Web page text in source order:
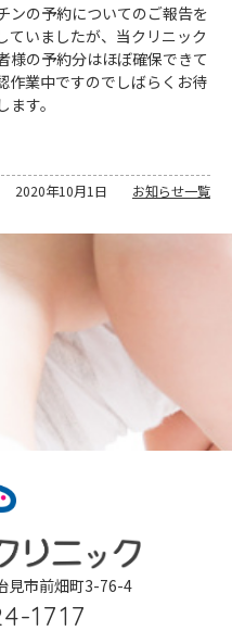
ンの予約についてのご報告を
ていましたが、当クリニック
様の予約分はほぼ確保できて
作業中ですのでしばらくお待
す。
2020年10月1日 お知らせ一覧
見市前畑町3-76-4
1717